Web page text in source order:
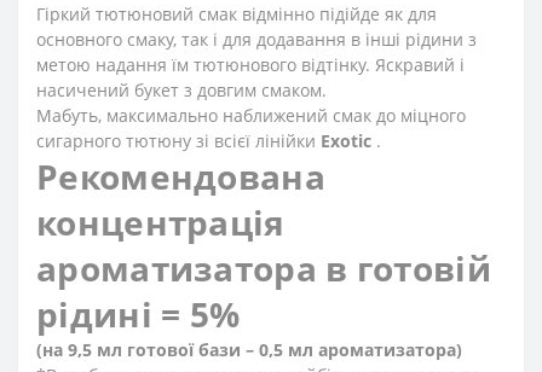
Гіркий тютюновий смак відмінно підійде як для
основного смаку, так і для додавання в інші рідини з
метою надання їм тютюнового відтінку. Яскравий і
насичений букет з довгим смаком.
Мабуть, максимально наближений смак до міцного
сигарного тютюну зі всієї лінійки Exotic .
Рекомендована
концентрація
ароматизатора в готовій
рідині = 5%
(на 9,5 мл готової бази – 0,5 мл ароматизатора)